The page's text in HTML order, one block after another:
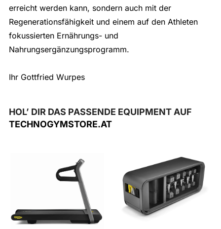
erreicht werden kann, sondern auch mit der
Regenerationsfähigkeit und einem auf den Athleten
fokussierten Ernährungs- und
Nahrungsergänzungsprogramm.
Ihr Gottfried Wurpes
HOL’ DIR DAS PASSENDE EQUIPMENT AUF
TECHNOGYMSTORE.AT